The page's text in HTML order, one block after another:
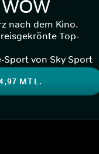
nach dem Kino.
Top-
Sport von Sky Sport
MTL.